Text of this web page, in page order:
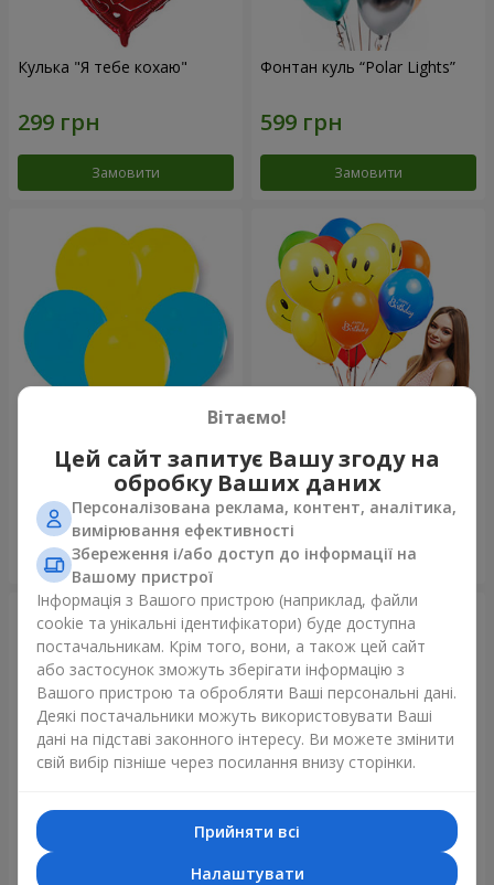
Кулька "Я тебе кохаю"
Замовити
Фонтан куль “Polar Lights”
Замовити
Колекція куль "Україна"
Замовити
Колекція кульок "Веселий
День Народження" - 7
кульок
Замовити
Мікс гелієвих кульок
"Привітання!"
Колекція кульок "Веселий
Вітаємо!
Цей сайт запитує Вашу згоду на
обробку Ваших даних
Персоналізована реклама, контент, аналітика,
вимірювання ефективності
Збереження і/або доступ до інформації на
Вашому пристрої
Інформація з Вашого пристрою (наприклад, файли
cookie та унікальні ідентифікатори) буде доступна
постачальникам. Крім того, вони, а також цей сайт
або застосунок зможуть зберігати інформацію з
Вашого пристрою та обробляти Ваші персональні дані.
Деякі постачальники можуть використовувати Ваші
дані на підставі законного інтересу. Ви можете змінити
свій вибір пізніше через посилання внизу сторінки.
Прийняти всі
Налаштувати